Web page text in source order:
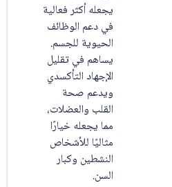
يجعله أكثر فعالية
في دعم الوظائف
الحيوية للجسم.
يساهم في تقليل
الإجهاد التأكسدي
ويدعم صحة
القلب والعضلات،
مما يجعله خيارًا
مثاليًا للأشخاص
النشطين وكبار
السن.